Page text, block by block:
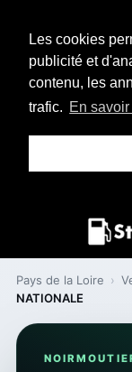
Les cookies
publicité et
contenu, les
trafic. En
Pays de la Loire ›
NATIONALE